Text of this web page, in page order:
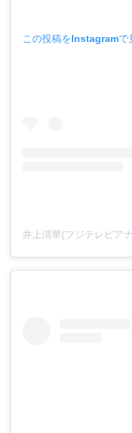
この投稿をInstagramで